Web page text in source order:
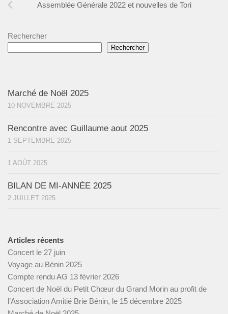
Assemblée Générale 2022 et nouvelles de Tori
Rechercher
Rechercher
Marché de Noël 2025
10 NOVEMBRE 2025
Rencontre avec Guillaume aout 2025
1 SEPTEMBRE 2025
1 AOÛT 2025
BILAN DE MI-ANNÉE 2025
2 JUILLET 2025
Articles récents
Concert le 27 juin
Voyage au Bénin 2025
Compte rendu AG 13 février 2026
Concert de Noël du Petit Chœur du Grand Morin au profit de
l’Association Amitié Brie Bénin, le 15 décembre 2025